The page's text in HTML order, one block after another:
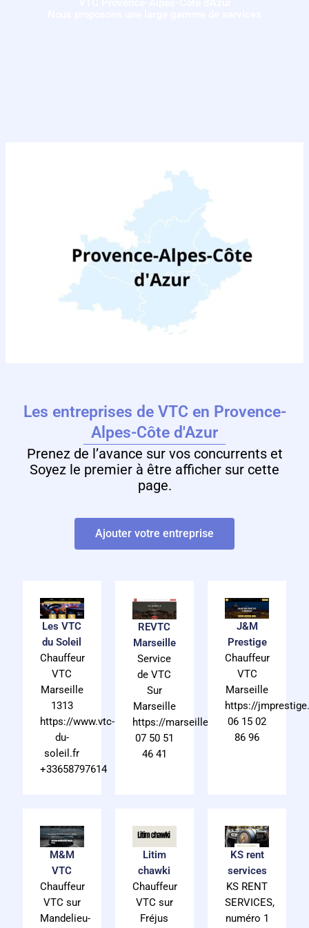
Les entreprises de VTC en Provence-
Alpes-Côte d'Azur
Prenez de l’avance sur vos concurrents et
Soyez le premier à être afficher sur cette
page.
Ajouter votre entreprise
Les VTC
du Soleil
Chauffeur
VTC
Marseille
1313
https://www.vtc-
du-
soleil.fr
+33658797614
REVTC
Marseille
Service
de VTC
Sur
Marseille
https://marseillevtc.fr
07 50 51
46 41
J&M
Prestige
Chauffeur
VTC
Marseille
https://
06 15 02
86 96
M&M
VTC
Chauffeur
VTC sur
Mandelieu-
Litim
chawki
Chauffeur
VTC sur
Fréjus
KS rent
services
KS RENT
SERVICES,
numéro 1